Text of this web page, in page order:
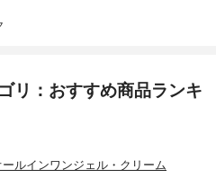
リ：おすすめ商品ランキ
ールインワンジェル・クリーム